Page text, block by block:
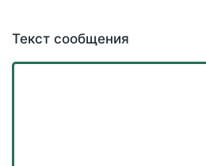
Текст сообщения